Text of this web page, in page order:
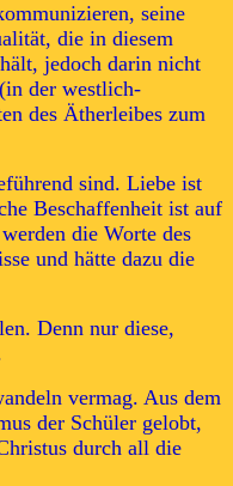
seine
die in diesem
jedoch darin nicht
der westlich-
des Ätherleibes zum
sind. Liebe ist
Beschaffenheit ist auf
die Worte des
und hätte dazu die
Denn nur diese,
vermag. Aus dem
der Schüler gelobt,
durch all die